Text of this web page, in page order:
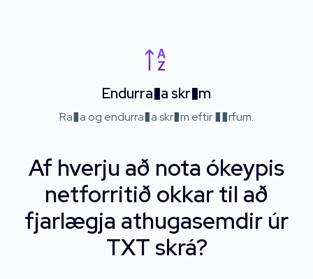
Endurra�a skr�m
Ra�a og endurra�a skr�m eftir ��rfum.
Af hverju að nota ókeypis
netforritið okkar til að
fjarlægja athugasemdir úr
TXT skrá?